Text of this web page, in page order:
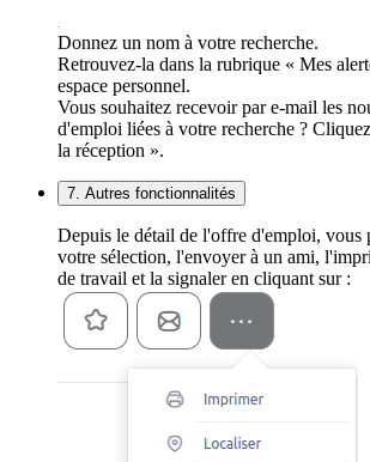
Donnez un nom à votre recherche.
Retrouvez-la dans la rubrique « Mes
espace personnel.
Vous souhaitez recevoir par e-mail les
d'emploi liées à votre recherche ?
la réception ».
7. Autres fonctionnalités
Depuis le détail de l'offre d'emploi, vous
votre sélection, l'envoyer à un ami,
de travail et la signaler en cliquant sur :